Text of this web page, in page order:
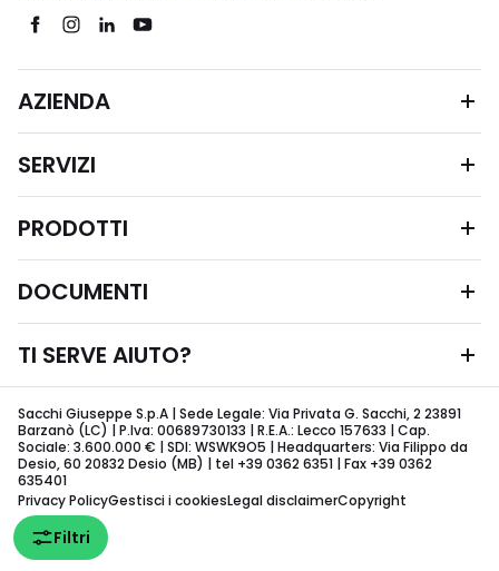
Filtri
AZIENDA
SERVIZI
PRODOTTI
DOCUMENTI
TI SERVE AIUTO?
Sacchi Giuseppe S.p.A | Sede Legale: Via Privata G. Sacchi, 2 23891
Barzanò (LC) | P.Iva: 00689730133 | R.E.A.: Lecco 157633 | Cap.
Sociale: 3.600.000 € | SDI: WSWK9O5 | Headquarters: Via Filippo da
Desio, 60 20832 Desio (MB) | tel +39 0362 6351 | Fax +39 0362
635401
Privacy PolicyGestisci i cookiesLegal disclaimerCopyright